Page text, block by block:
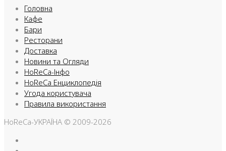
Головна
Кафе
Бари
Ресторани
Доставка
Новини та Огляди
HoReCa-Інфо
HoReCa Енциклопедія
Угода користувача
Правила використання
HoReCa-УКРАЇНА © 2009-2026